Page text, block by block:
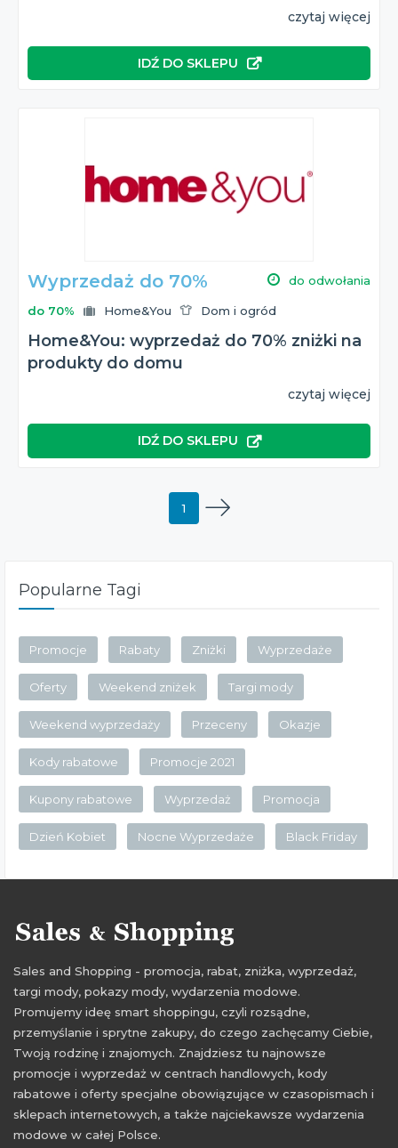
czytaj więcej
IDŹ DO SKLEPU
Wyprzedaż do 70% do odwołania
do 70% Home&You Dom i ogród
Home&You: wyprzedaż do 70% zniżki na
produkty do domu
czytaj więcej
IDŹ DO SKLEPU
1
Popularne Tagi
Promocje Rabaty Zniżki Wyprzedaże
Oferty Weekend zniżek Targi mody
Weekend wyprzedaży Przeceny Okazje
Kody rabatowe Promocje 2021
Kupony rabatowe Wyprzedaż Promocja
Dzień Kobiet Nocne Wyprzedaże Black Friday
Sales and Shopping - promocja, rabat, zniżka, wyprzedaż,
targi mody, pokazy mody, wydarzenia modowe.
Promujemy ideę smart shoppingu, czyli rozsądne,
przemyślanie i sprytne zakupy, do czego zachęcamy Ciebie,
Twoją rodzinę i znajomych. Znajdziesz tu najnowsze
promocje i wyprzedaż w centrach handlowych, kody
rabatowe i oferty specjalne obowiązujące w czasopismach i
sklepach internetowych, a także najciekawsze wydarzenia
modowe w całej Polsce.